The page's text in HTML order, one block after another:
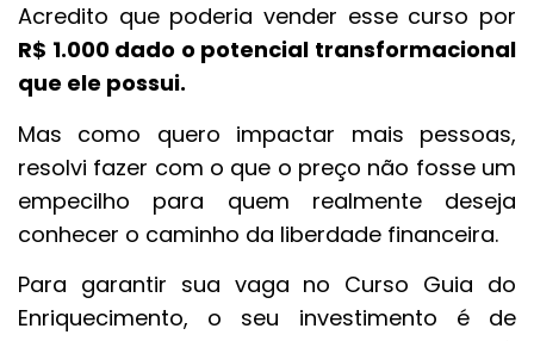
Acredito que poderia vender esse curso por
R$ 1.000 dado o potencial transformacional
que ele possui.
Mas como quero impactar mais pessoas,
resolvi fazer com o que o preço não fosse um
empecilho para quem realmente deseja
conhecer o caminho da liberdade financeira.
Para garantir sua vaga no Curso Guia do
Enriquecimento, o seu investimento é de